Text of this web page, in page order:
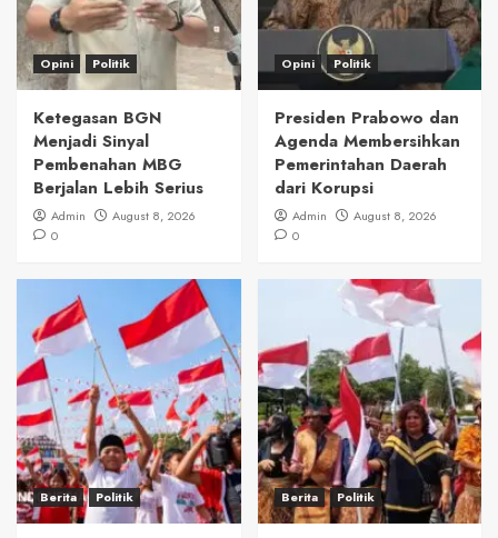
Opini Politik
Ketegasan BGN
Menjadi Sinyal
Pembenahan MBG
Berjalan Lebih Serius
Admin
August 8, 2026
0
Opini Politik
Presiden Prabowo dan
Agenda Membersihkan
Pemerintahan Daerah
dari Korupsi
Admin
August 8, 2026
0
Berita Politik Berita Politik